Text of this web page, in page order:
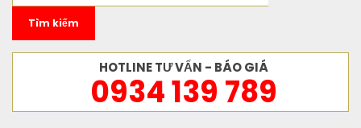
Tìm kiếm
HOTLINE TƯ VẤN - BÁO GIÁ
0934 139 789